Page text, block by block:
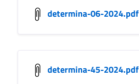
determina-06-2024.pdf
determina-45-2024.pdf